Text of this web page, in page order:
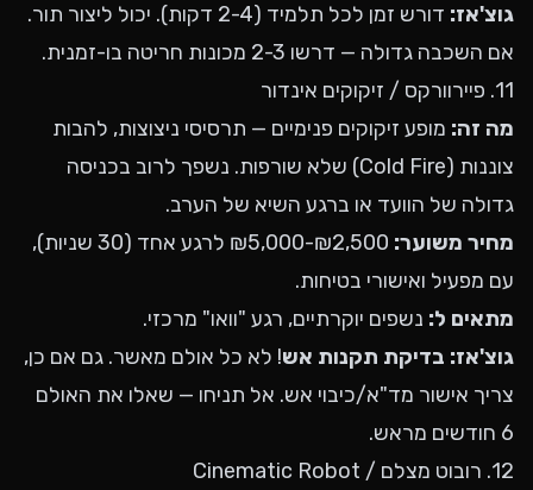
גוצ'אז:
דורש זמן לכל תלמיד (2-4 דקות). יכול ליצור תור.
אם השכבה גדולה — דרשו 2-3 מכונות חריטה בו-זמנית.
11. פיירוורקס / זיקוקים אינדור
מה זה: מופע זיקוקים פנימיים — תרסיסי ניצוצות, להבות
צוננות (Cold Fire) שלא שורפות. נשפך לרוב בכניסה
גדולה של הוועד או ברגע השיא של הערב.
מחיר משוער:
₪2,500-₪5,000 לרגע אחד (30 שניות),
עם מפעיל ואישורי בטיחות.
מתאים ל: נשפים יוקרתיים, רגע "וואו" מרכזי.
גוצ'אז: בדיקת תקנות אש! לא כל אולם מאשר. גם אם כן,
צריך אישור מד"א/כיבוי אש. אל תניחו — שאלו את האולם
6 חודשים מראש.
12. רובוט מצלם / Cinematic Robot